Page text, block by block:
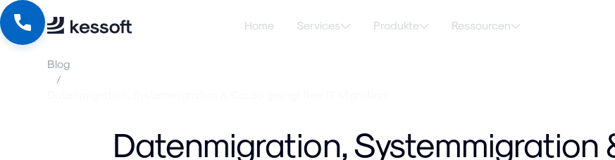
Home Services Produkte Ressourcen
Blog
/
Datenmigration, Systemmigration